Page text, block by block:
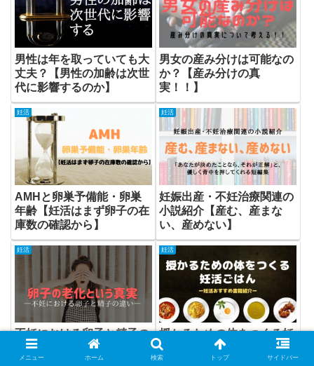
男性は年を取っていても大
丈夫？【男性の加齢は次世
代に影響するのか】
男女の産み分けは可能なの
か？【産み分けの真
実！！】
妊活
AMHと卵巣予備能・卵巣
年齢【妊活はまず卵子の在
庫数の確認から】
妊活
妊娠出産・不妊治療関連の
小説紹介【産む、産まな
い、産めない】
妊活
不妊における卵子と精子の
違い【卵子の老化という真
実】
妊活
授かるための体をつくる妊
活ごはん【妊活おすすめ書
籍紹介】
メニュー ホーム 検索 トップ サイドバー